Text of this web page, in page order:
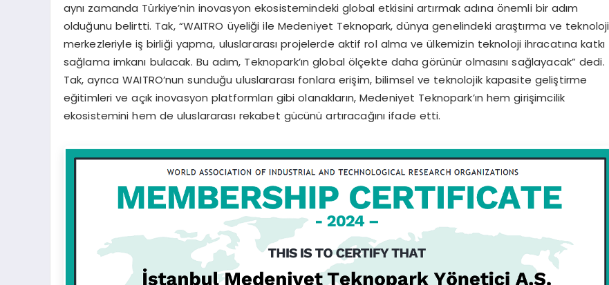
aynı zamanda Türkiye’nin inovasyon ekosistemindeki global etkisini artırmak adına önemli bir adım
olduğunu belirtti. Tak, “WAITRO üyeliği ile Medeniyet Teknopark, dünya genelindeki araştırma ve teknoloji
merkezleriyle iş birliği yapma, uluslararası projelerde aktif rol alma ve ülkemizin teknoloji ihracatına katkı
sağlama imkanı bulacak. Bu adım, Teknopark’ın global ölçekte daha görünür olmasını sağlayacak” dedi.
Tak, ayrıca WAITRO’nun sunduğu uluslararası fonlara erişim, bilimsel ve teknolojik kapasite geliştirme
eğitimleri ve açık inovasyon platformları gibi olanakların, Medeniyet Teknopark’ın hem girişimcilik
ekosistemini hem de uluslararası rekabet gücünü artıracağını ifade etti.